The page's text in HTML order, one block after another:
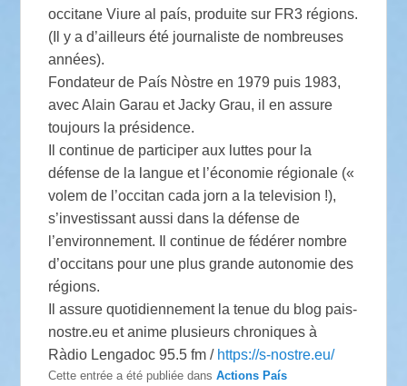
occitane Viure al país, produite sur FR3 régions.
(Il y a d’ailleurs été journaliste de nombreuses
années).
Fondateur de País Nòstre en 1979 puis 1983,
avec Alain Garau et Jacky Grau, il en assure
toujours la présidence.
Il continue de participer aux luttes pour la
défense de la langue et l’économie régionale («
volem de l’occitan cada jorn a la television !),
s’investissant aussi dans la défense de
l’environnement. Il continue de fédérer nombre
d’occitans pour une plus grande autonomie des
régions.
Il assure quotidiennement la tenue du blog pais-
nostre.eu et anime plusieurs chroniques à
Ràdio Lengadoc 95.5 fm / https://s-nostre.eu/
Cette entrée a été publiée dansActions País